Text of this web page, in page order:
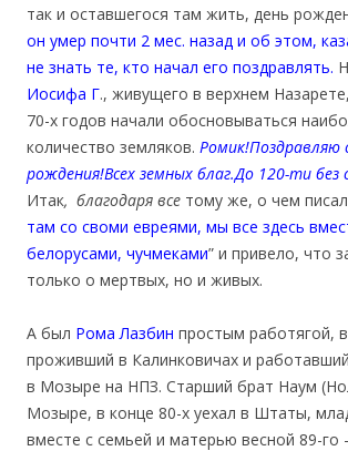
так и оставшегося там жить, день
он умер почти 2 мес. назад и об этом,
не знать те, кто начал его поздравлять.
Иосифа Г., живущего в верхнем
70-х годов начали обосновываться
количество земляков. Ромик!Поздравляю
рождения!Всех земных благ.До 120-ти
Итак, благодаря все тому же, о чем
там со своми евреями, мы все здесь
белорусами, чучмеками” и привело, что
только о мертвых, но и живых.
А был Рома Лазбин простым работягой,
проживший в Калинковичах и
в Мозыре на НПЗ. Старший брат Наум
Мозыре, в конце 80-х уехал в Штаты,
вместе с семьей и матерью весной 89-го